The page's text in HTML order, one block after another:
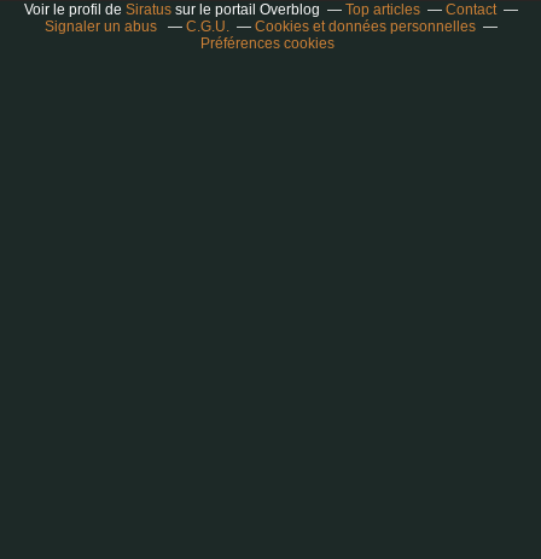
Voir le profil de Siratussur le portail Overblog Top articles
Contact
Signaler un abus
C.G.U.
Cookies et données personnelles
Préférences cookies